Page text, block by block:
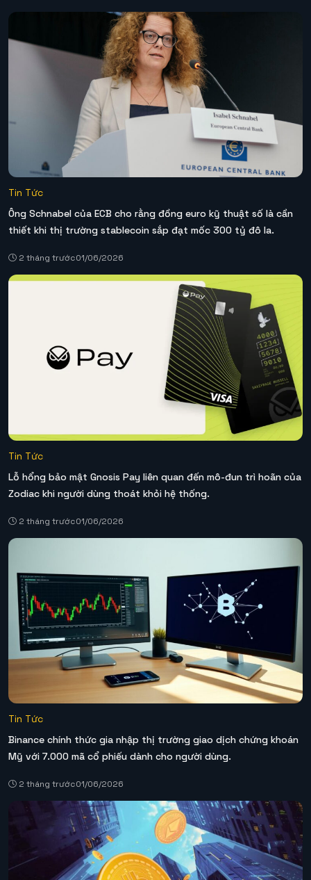
Tin Tức
Ông Schnabel của ECB cho rằng đồng euro kỹ thuật số là cần
thiết khi thị trường stablecoin sắp đạt mốc 300 tỷ đô la.
2 tháng trước01/06/2026
Tin Tức
Lỗ hổng bảo mật Gnosis Pay liên quan đến mô-đun trì hoãn của
Zodiac khi người dùng thoát khỏi hệ thống.
2 tháng trước01/06/2026
Tin Tức
Binance chính thức gia nhập thị trường giao dịch chứng khoán
Mỹ với 7.000 mã cổ phiếu dành cho người dùng.
2 tháng trước01/06/2026